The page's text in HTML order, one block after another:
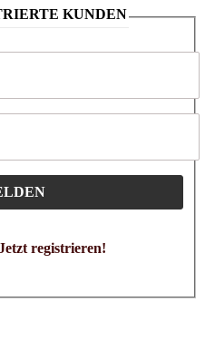
KUNDEN
registrieren!